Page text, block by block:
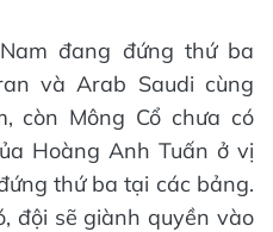
đang đứng thứ ba
và Arab Saudi cùng
còn Mông Cổ chưa có
Hoàng Anh Tuấn ở vị
thứ ba tại các bảng.
đội sẽ giành quyền vào